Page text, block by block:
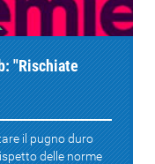
"Rischiate
il pugno duro
delle norme